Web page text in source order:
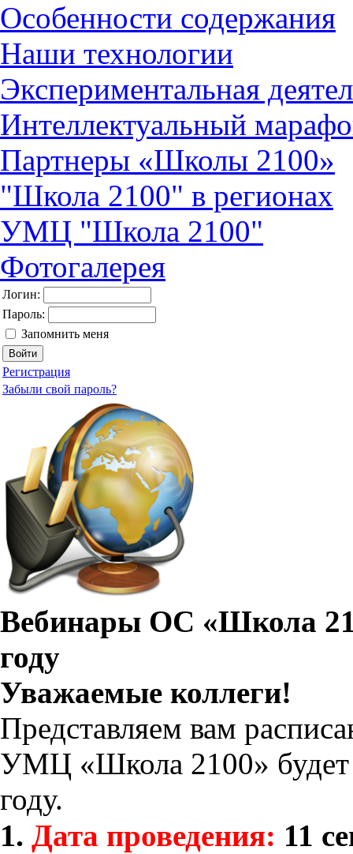
Особенности содержания
Наши технологии
Экспериментальная
Интеллектуальный
Партнеры «Школы 2100»
"Школа 2100" в регионах
УМЦ "Школа 2100"
Фотогалерея
Логин:
Пароль:
Запомнить меня
Регистрация
Забыли свой пароль?
Вебинары ОС «Школа
году
Уважаемые коллеги!
Представляем вам
УМЦ «Школа 2100» будет
году.
1. Дата проведения: 11